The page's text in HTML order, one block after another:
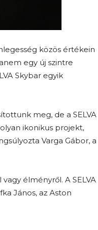
közös értékein
egy új szintre
Skybar egyik
meg, de a SELVA
ikonikus projekt,
Varga Gábor, a
élményről. A SELVA
János, az Aston